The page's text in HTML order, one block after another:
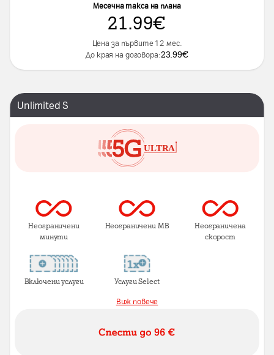
Месечна такса на плана
21.99€
Цена за първите 12 мес.
До края на договора:23.99€
Unlimited S
Неограничени
минути
Неограничени MB Неограничена
скорост
Включени услуги Услуги Select
Виж повече